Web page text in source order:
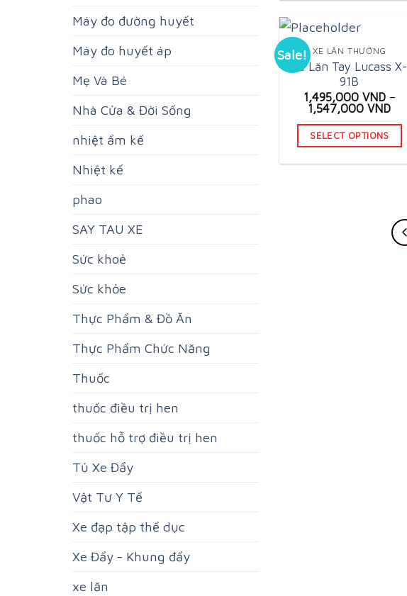
Máy đo đường huyết
Máy đo huyết áp
Mẹ Và Bé
Nhà Cửa & Đời Sống
nhiệt ẩm kế
Nhiệt kế
phao
SAY TAU XE
Sức khoẻ
Sức khỏe
Thực Phẩm & Đồ Ăn
Thực Phẩm Chức Năng
Thuốc
thuốc điều trị hen
thuốc hỗ trợ điều trị hen
Tủ Xe Đẩy
Vật Tư Y Tế
Xe đạp tập thể dục
Xe Đẩy - Khung đẩy
xe lăn
Sale! XE LĂN THƯỜNG
Xe Lăn Tay Lucass X-
91B
1,495,000 VND–
1,547,000VND
SELECT OPTIONS
variants.